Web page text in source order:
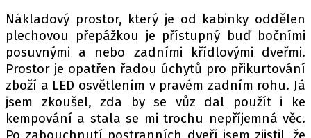
Nákladový prostor, který je od kabinky oddělen
plechovou přepážkou je přístupný buď bočními
posuvnými a nebo zadními křídlovými dveřmi.
Prostor je opatřen řadou úchytů pro přikurtování
zboží a LED osvětlením v pravém zadním rohu. Já
jsem zkoušel, zda by se vůz dal použít i ke
kempování a stala se mi trochu nepříjemná věc.